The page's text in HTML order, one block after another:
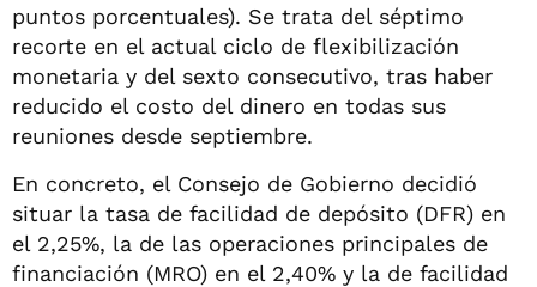
puntos porcentuales). Se trata del séptimo
recorte en el actual ciclo de flexibilización
monetaria y del sexto consecutivo, tras haber
reducido el costo del dinero en todas sus
reuniones desde septiembre.
En concreto, el Consejo de Gobierno decidió
situar la tasa de facilidad de depósito (DFR) en
el 2,25%, la de las operaciones principales de
financiación (MRO) en el 2,40% y la de facilidad